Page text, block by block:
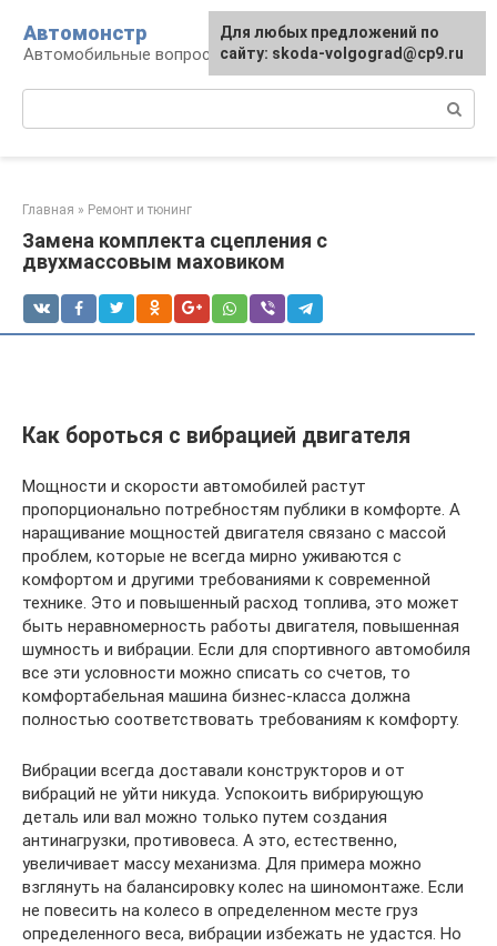
контенту
Автомонстр
Автомобильные вопросы и ответы
Главная » Ремонт и тюнинг
Замена комплекта сцепления с
двухмассовым маховиком
Как бороться с вибрацией двигателя
Мощности и скорости автомобилей растут
пропорционально потребностям публики в комфорте. А
наращивание мощностей двигателя связано с массой
проблем, которые не всегда мирно уживаются с
комфортом и другими требованиями к современной
технике. Это и повышенный расход топлива, это может
быть неравномерность работы двигателя, повышенная
шумность и вибрации. Если для спортивного автомобиля
все эти условности можно списать со счетов, то
комфортабельная машина бизнес-класса должна
полностью соответствовать требованиям к комфорту.
Вибрации всегда доставали конструкторов и от
вибраций не уйти никуда. Успокоить вибрирующую
деталь или вал можно только путем создания
антинагрузки, противовеса. А это, естественно,
увеличивает массу механизма. Для примера можно
взглянуть на балансировку колес на шиномонтаже. Если
не повесить на колесо в определенном месте груз
определенного веса, вибрации избежать не удастся. Но
Для любых предложений по
сайту: skoda-volgograd@cp9.ru